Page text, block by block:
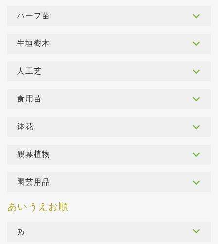
ハーブ苗
生垣樹木
人工芝
食用苗
鉢花
観葉植物
園芸用品
あ